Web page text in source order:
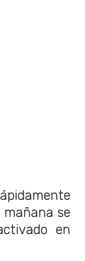
mañana se
en